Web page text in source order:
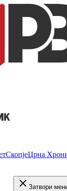
СкопјеЦрна
Затвори